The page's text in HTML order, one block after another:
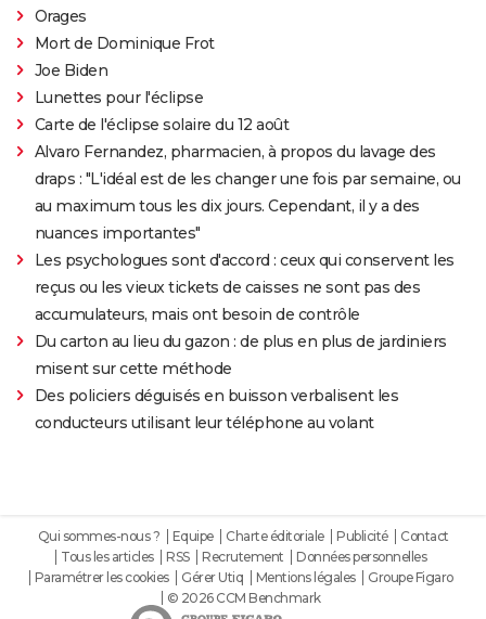
Orages
Mort de Dominique Frot
Joe Biden
Lunettes pour l'éclipse
Carte de l'éclipse solaire du 12 août
Alvaro Fernandez, pharmacien, à propos du lavage des
draps : "L'idéal est de les changer une fois par semaine, ou
au maximum tous les dix jours. Cependant, il y a des
nuances importantes"
Les psychologues sont d'accord : ceux qui conservent les
reçus ou les vieux tickets de caisses ne sont pas des
accumulateurs, mais ont besoin de contrôle
Du carton au lieu du gazon : de plus en plus de jardiniers
misent sur cette méthode
Des policiers déguisés en buisson verbalisent les
conducteurs utilisant leur téléphone au volant
Qui sommes-nous ? Equipe Charte éditoriale Publicité
Contact
Tous les articles
RSS Recrutement
Données personnelles
Paramétrer les cookies
Gérer Utiq Mentions légales
Groupe Figaro
© 2026 CCM Benchmark